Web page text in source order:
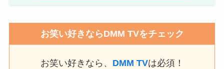
お笑い好きならDMM TVをチェック
お笑い好きなら、 DMM TVは必須！